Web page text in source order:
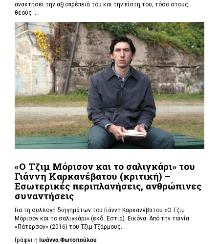
ανακτήσει την αξιοπρέπειά του και την πίστη του, τόσο στους
θεούς ...
«Ο Τζιμ Μόρισον και το σαλιγκάρι» του
Γιάννη Καρκανέβατου (κριτική) –
Εσωτερικές περιπλανήσεις, ανθρώπινες
συναντήσεις
Για τη συλλογή διηγημάτων του Γιάννη Καρκανέβατου «Ο Τζιμ
Μόρισον και το σαλιγκάρι» (εκδ. Εστία). Εικόνα: Από την ταινία
«Πάτερσον» (2016) του Τζιμ Τζάρμους.
Γράφει η Ιωάννα Φωτοπούλου